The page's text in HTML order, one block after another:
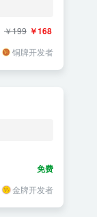
￥168
￥199
铜牌开发者
免费
金牌开发者